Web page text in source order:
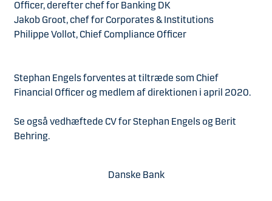
Officer, derefter chef for Banking DK
Jakob Groot, chef for Corporates & Institutions
Philippe Vollot, Chief Compliance Officer
Stephan Engels forventes at tiltræde som Chief
Financial Officer og medlem af direktionen i april 2020.
Se også vedhæftede CV for Stephan Engels og Berit
Behring.
Danske Bank